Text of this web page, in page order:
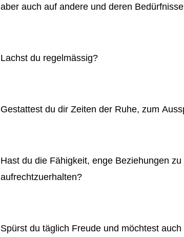
aber auch auf andere und deren
Lachst du regelmässig?
Gestattest du dir Zeiten der Ruhe, zum
Hast du die Fähigkeit, enge Beziehungen
aufrechtzuerhalten?
Spürst du täglich Freude und möchtest